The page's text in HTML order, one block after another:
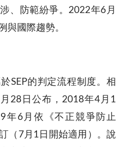
、防範紛爭。2022年6月
與國際趨勢。
SEP的判定流程制度。相
28日公布，2018年4月1
年6月依《不正競爭防止
（7月1日開始適用）。說